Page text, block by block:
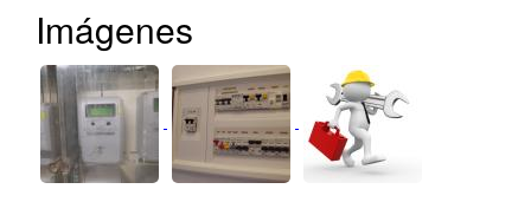
Imágenes